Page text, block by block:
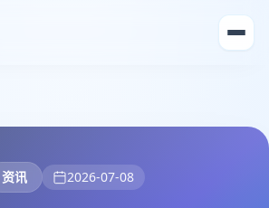
资讯 2026-07-08